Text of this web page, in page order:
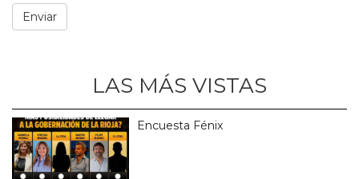
LAS MÁS VISTAS
Encuesta Fénix